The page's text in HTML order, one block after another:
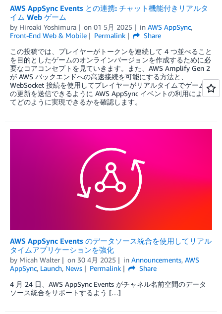
AWS AppSync Events との連携: チャット機能付きリアルタ
イム Web ゲーム
by Hiroaki Yoshimura on 01 5月 2025 in AWS AppSync,
Front-End Web & Mobile
Permalink
Share
この投稿では、プレイヤーがトークンを連続して 4 つ並べること
を目的としたゲームのオンラインバージョンを作成するために必
要なコアコンセプトを見ていきます。また、AWS Amplify Gen 2
が AWS バックエンドへの高速接続を可能にする方法と、
WebSocket 接続を使用してプレイヤーがリアルタイムでゲーム
の更新を送信できるように AWS AppSync イベントの利用によっ
てどのように実現できるかを確認します。
AWS AppSync Events のデータソース統合を使用してリアル
タイムアプリケーションを強化
by Micah Walter on 30 4月 2025 in Announcements, AWS
AppSync, Launch, News Permalink
Share
4 月 24 日、AWS AppSync Events がチャネル名前空間のデータ
ソース統合をサポートするよう […]